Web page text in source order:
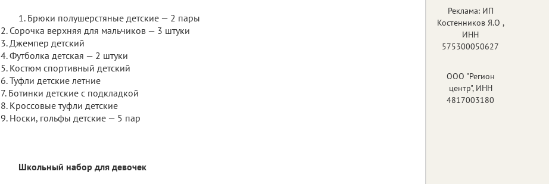
1. Брюки полушерстяные детские — 2 пары
2. Сорочка верхняя для мальчиков — 3 штуки
3. Джемпер детский
4. Футболка детская — 2 штуки
5. Костюм спортивный детский
6. Туфли детские летние
7. Ботинки детские с подкладкой
8. Кроссовые туфли детские
9. Носки, гольфы детские — 5 пар
Школьный набор для девочек
Реклама: ИП
Костенников Я.О ,
ИНН
575300050627
ООО "Регион
центр", ИНН
4817003180